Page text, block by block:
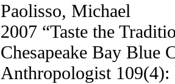
Paolisso, Michael
2007 “Taste the
Chesapeake Bay Blue
Anthropologist 109(4):